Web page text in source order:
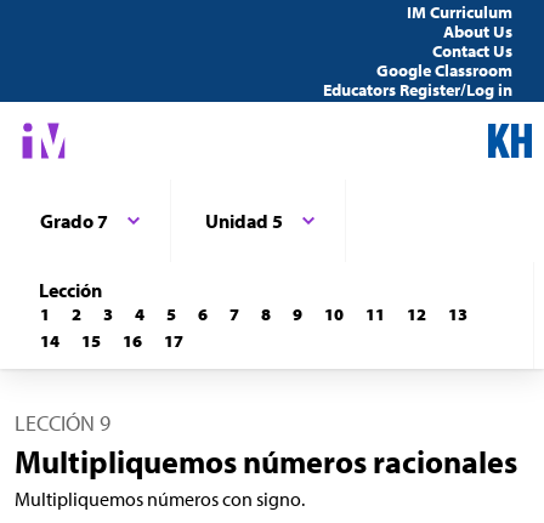
IM Curriculum
About Us
Contact Us
Google Classroom
Educators Register/Log in
Grado 7 Unidad 5
Lección
1 2 3 4 5 6 7 8 9 10 11 12
13
14
15 16 17
LECCIÓN 9
Multipliquemos números racionales
Multipliquemos números con signo.